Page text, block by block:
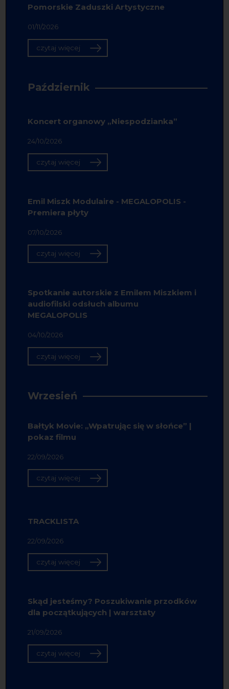
Pomorskie Zaduszki Artystyczne
01/11/2026
czytaj więcej
Październik
Koncert organowy „Niespodzianka”
24/10/2026
czytaj więcej
Emil Miszk Modulaire - MEGALOPOLIS -
Premiera płyty
07/10/2026
czytaj więcej
Spotkanie autorskie z Emilem Miszkiem i
audiofilski odsłuch albumu
MEGALOPOLIS
04/10/2026
czytaj więcej
Wrzesień
Bałtyk Movie: „Wpatrując się w słońce” |
pokaz filmu
22/09/2026
czytaj więcej
TRACKLISTA
22/09/2026
czytaj więcej
Skąd jesteśmy? Poszukiwanie przodków
dla początkujących | warsztaty
21/09/2026
czytaj więcej